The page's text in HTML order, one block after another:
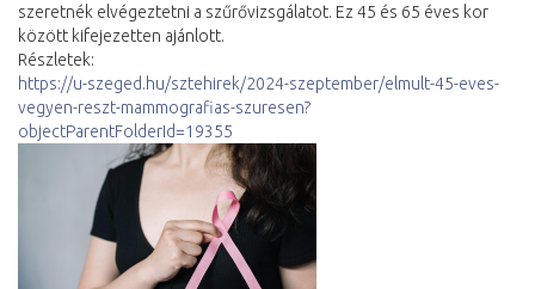
szeretnék elvégeztetni a szűrővizsgálatot. Ez 45 és 65 éves kor
között kifejezetten ajánlott.
Részletek:
https://u-szeged.hu/sztehirek/2024-szeptember/elmult-45-eves-
vegyen-reszt-mammografias-szuresen?
objectParentFolderId=19355